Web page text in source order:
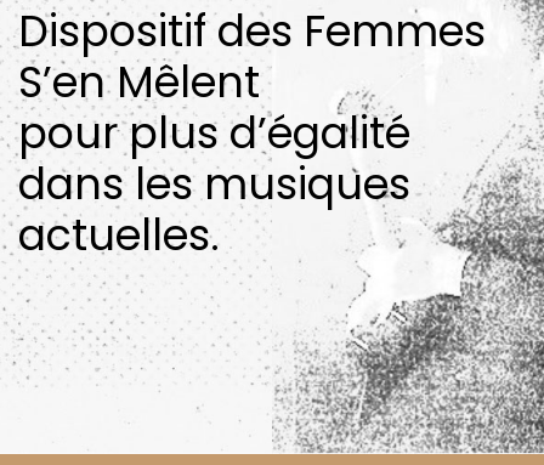
Dispositif des Femmes
S’en Mêlent
pour plus d’égalité
dans les musiques
actuelles.